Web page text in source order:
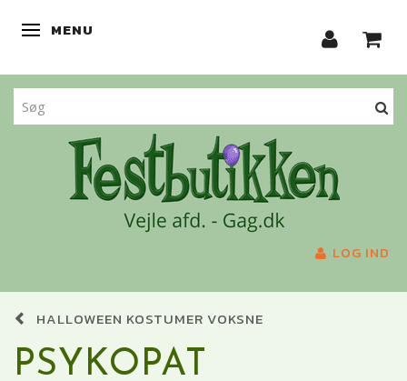
SKIFTE NAVIGATION
MENU
LOG IND
HALLOWEEN KOSTUMER VOKSNE
PSYKOPAT